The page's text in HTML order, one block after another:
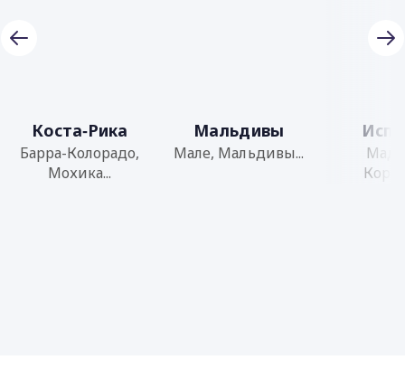
Коста‐Рика
Барра-Колорадо,
Мохика...
Мальдивы
Мале, Мальдивы...